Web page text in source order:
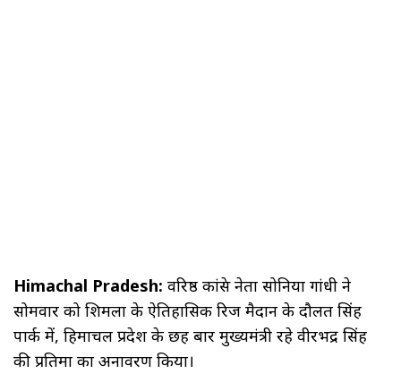
Himachal Pradesh: वरिष्ठ कांग्रेस नेता सोनिया गांधी ने
सोमवार को शिमला के ऐतिहासिक रिज मैदान के दौलत सिंह
पार्क में, हिमाचल प्रदेश के छह बार मुख्यमंत्री रहे वीरभद्र सिंह
की प्रतिमा का अनावरण किया।